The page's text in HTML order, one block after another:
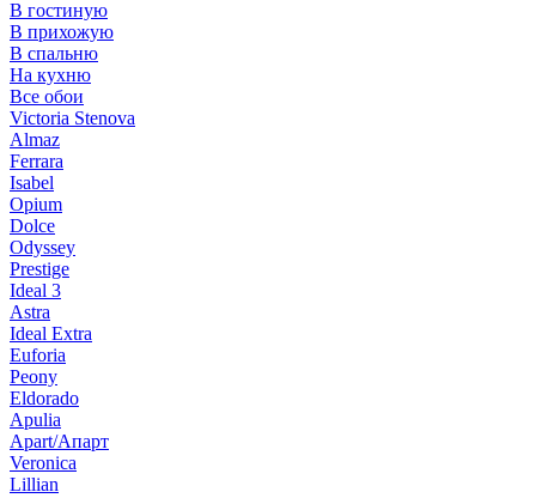
В гостиную
В прихожую
В спальню
На кухню
Все обои
Victoria Stenova
Almaz
Ferrara
Isabel
Opium
Dolce
Odyssey
Prestige
Ideal 3
Astra
Ideal Extra
Euforia
Peony
Eldorado
Apulia
Apart/Апарт
Veronica
Lillian